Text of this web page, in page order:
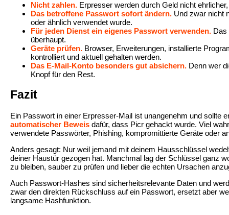
Nicht zahlen. Erpresser werden durch Geld nicht
Das betroffene Passwort sofort ändern. Und zwar nicht
oder ähnlich verwendet wurde.
Für jeden Dienst ein eigenes Passwort verwenden. Das
überhaupt.
Geräte prüfen. Browser, Erweiterungen, installierte
kontrolliert und aktuell gehalten werden.
Das E-Mail-Konto besonders gut absichern. Denn wer
Knopf für den Rest.
Fazit
Ein Passwort in einer Erpresser-Mail ist unangenehm und sollte
automatischer Beweis dafür, dass Picr gehackt wurde. Viel
verwendete Passwörter, Phishing, kompromittierte Geräte oder
Anders gesagt: Nur weil jemand mit deinem Hausschlüssel
deiner Haustür gezogen hat. Manchmal lag der Schlüssel ganz
zu bleiben, sauber zu prüfen und lieber die echten Ursachen
Auch Passwort-Hashes sind sicherheitsrelevante Daten und
zwar den direkten Rückschluss auf ein Passwort, ersetzt aber
langsame Hashfunktion.